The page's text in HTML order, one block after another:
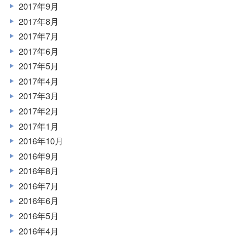
2017年9月
2017年8月
2017年7月
2017年6月
2017年5月
2017年4月
2017年3月
2017年2月
2017年1月
2016年10月
2016年9月
2016年8月
2016年7月
2016年6月
2016年5月
2016年4月